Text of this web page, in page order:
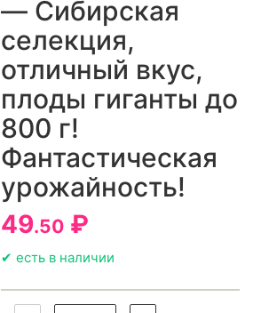
— Сибирская
селекция,
отличный вкус,
плоды гиганты до
800 г!
Фантастическая
урожайность!
49.50 ₽
✔ есть в наличии